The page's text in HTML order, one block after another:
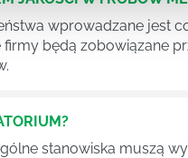
wprowadzane jest
będą zobowiązane
stanowiska muszą